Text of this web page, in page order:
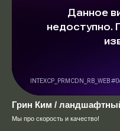
Грин Ким /
Мы про скорость и качество!